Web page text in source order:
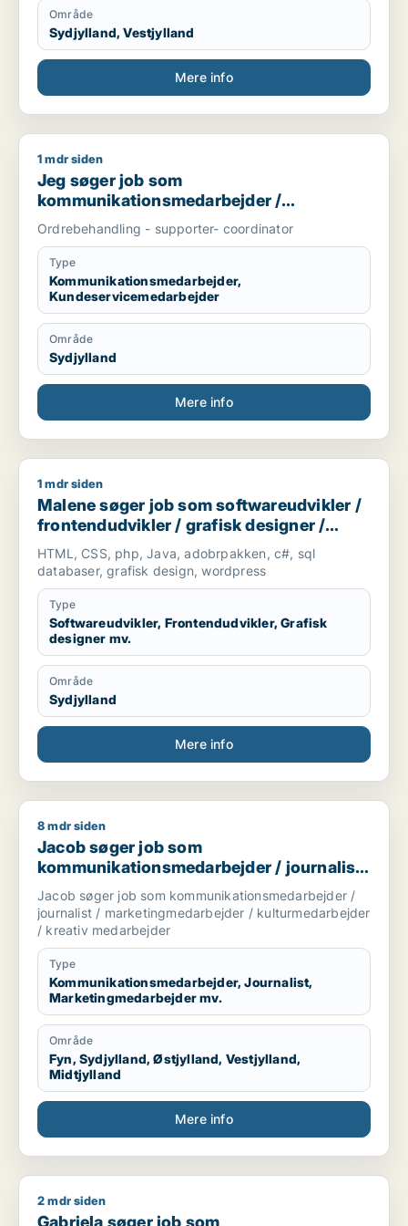
Område
Sydjylland, Vestjylland
Mere info
Jeg søger job som kommunikationsmedarbejder /
1 mdr siden
Jeg søger job som
kommunikationsmedarbejder /
kundeservicemedarbejder
Ordrebehandling - supporter- coordinator
Type
Kommunikationsmedarbejder,
Kundeservicemedarbejder
Område
Sydjylland
Mere info
Malene søger job som softwareudvikler / frontendudvikler
1 mdr siden
Malene søger job som softwareudvikler /
frontendudvikler / grafisk designer /
marketingmedarbejder / kreativ
medarbejder
HTML, CSS, php, Java, adobrpakken, c#, sql
databaser, grafisk design, wordpress
Type
Softwareudvikler, Frontendudvikler, Grafisk
designer mv.
Område
Sydjylland
Mere info
Jacob søger job som kommunikationsmedarbejder /
8 mdr siden
Jacob søger job som
kommunikationsmedarbejder / journalist
/ marketingmedarbejder /
kulturmedarbejder / kreativ medarbejder
Jacob søger job som kommunikationsmedarbejder /
journalist / marketingmedarbejder / kulturmedarbejder
/ kreativ medarbejder
Type
Kommunikationsmedarbejder, Journalist,
Marketingmedarbejder mv.
Område
Fyn, Sydjylland, Østjylland, Vestjylland,
Midtjylland
Mere info
Gabriela søger job som kommunikationsmedarbejder /
2 mdr siden
Gabriela søger job som